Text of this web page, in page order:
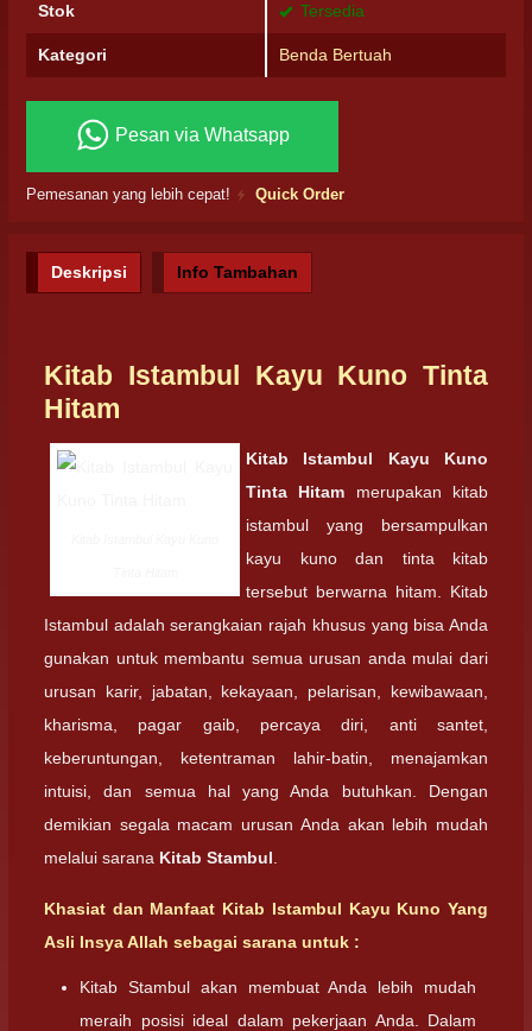
Stok Tersedia
Kategori Benda Bertuah
Pesan via Whatsapp
Pemesanan yang lebih cepat! Quick Order
Deskripsi Info Tambahan
Kitab Istambul Kayu Kuno Tinta
Hitam
Kitab Istambul Kayu Kuno
Tinta Hitam merupakan kitab
istambul yang bersampulkan
kayu kuno dan tinta kitab
tersebut berwarna hitam. Kitab
Istambul adalah serangkaian rajah khusus yang bisa Anda
gunakan untuk membantu semua urusan anda mulai dari
urusan karir, jabatan, kekayaan, pelarisan, kewibawaan,
kharisma, pagar gaib, percaya diri, anti santet,
keberuntungan, ketentraman lahir-batin, menajamkan
intuisi, dan semua hal yang Anda butuhkan. Dengan
demikian segala macam urusan Anda akan lebih mudah
melalui sarana Kitab Stambul.
Khasiat dan Manfaat Kitab Istambul Kayu Kuno Yang
Asli Insya Allah sebagai sarana untuk :
Kitab Stambul akan membuat Anda lebih mudah
meraih posisi ideal dalam pekerjaan Anda. Dalam